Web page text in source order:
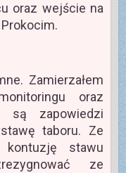
oraz wejście na
Zamierzałem
oraz
są zapowiedzi
taboru. Ze
stawu
ze